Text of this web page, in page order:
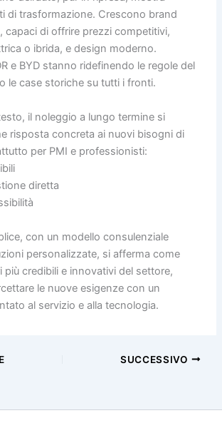
di trasformazione. Crescono brand
capaci di offrire prezzi competitivi,
o ibrida, e design moderno.
e BYD stanno ridefinendo le regole del
le case storiche su tutti i fronti.
il noleggio a lungo termine si
risposta concreta ai nuovi bisogni di
per PMI e professionisti:
diretta
con un modello consulenziale
personalizzate, si afferma come
più credibili e innovativi del settore,
le nuove esigenze con un
al servizio e alla tecnologia.
SUCCESSIVO